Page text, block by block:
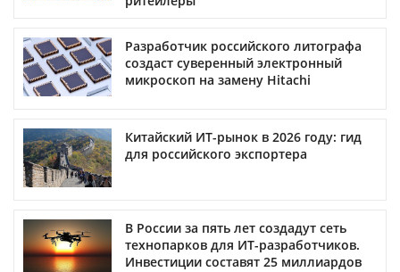
Разработчик российского литографа
создаст суверенный электронный
микроскоп на замену Hitachi
Китайский ИТ-рынок в 2026 году: гид
для российского экспортера
В России за пять лет создадут сеть
технопарков для ИТ-разработчиков.
Инвестиции составят 25 миллиардов